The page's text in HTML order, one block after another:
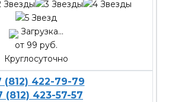
Загрузка...
от 99 руб.
Круглосуточно
(812) 422-79-79
(812) 423-57-57